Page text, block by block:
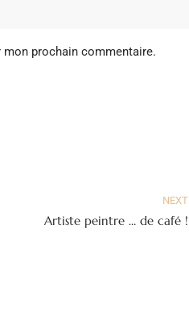
prochain commentaire.
NEXT
Artiste peintre … de café !